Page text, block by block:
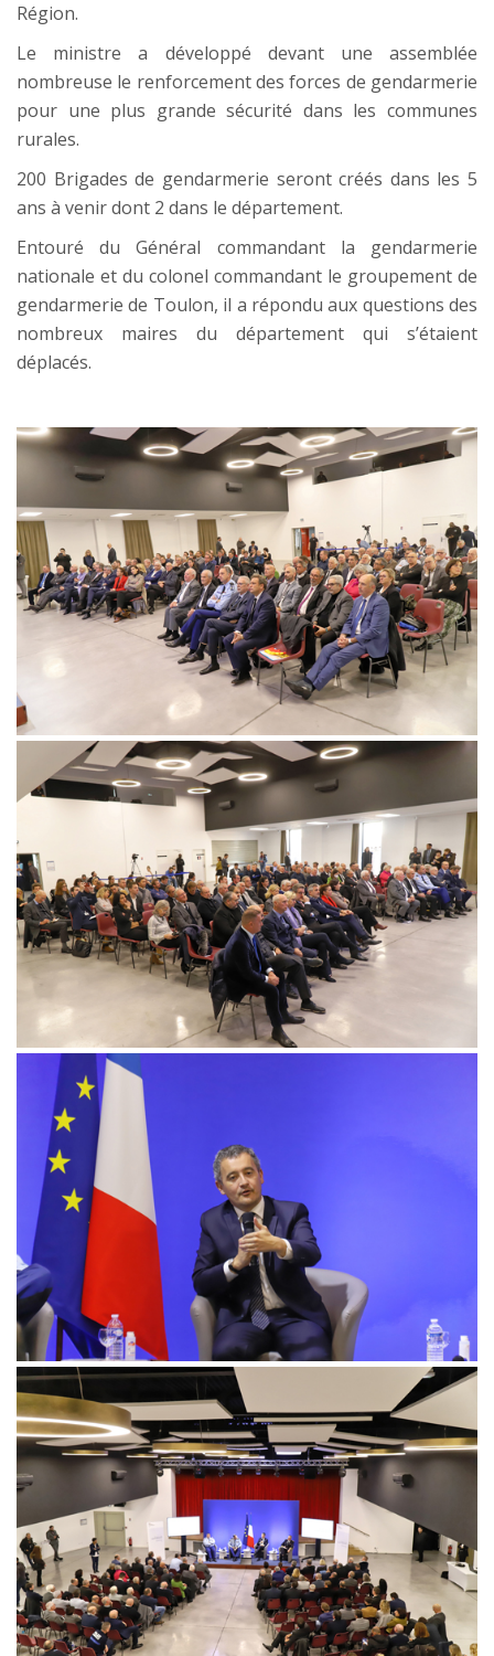
Région.
Le ministre a développé devant une assemblée
nombreuse le renforcement des forces de gendarmerie
pour une plus grande sécurité dans les communes
rurales.
200 Brigades de gendarmerie seront créés dans les 5
ans à venir dont 2 dans le département.
Entouré du Général commandant la gendarmerie
nationale et du colonel commandant le groupement de
gendarmerie de Toulon, il a répondu aux questions des
nombreux maires du département qui s’étaient
déplacés.